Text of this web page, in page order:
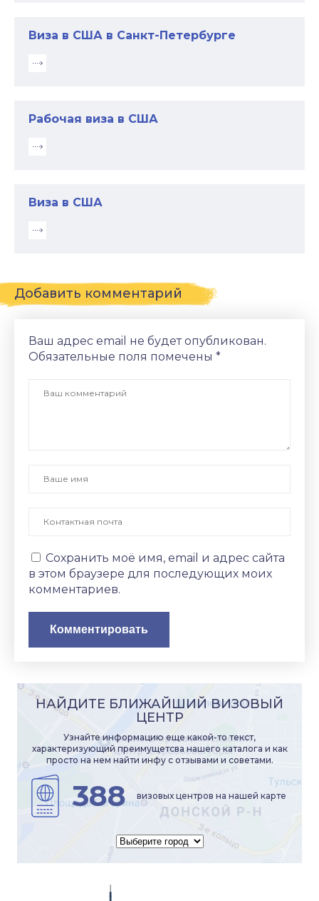
Виза в США в Санкт-Петербурге
Рабочая виза в США
Виза в США
Добавить комментарий
Ваш адрес email не будет опубликован.
Обязательные поля помечены *
Сохранить моё имя, email и адрес сайта
в этом браузере для последующих моих
комментариев.
НАЙДИТЕ БЛИЖАЙШИЙ ВИЗОВЫЙ
ЦЕНТР
Узнайте информацию еще какой-то текст,
характеризующий преимущетсва нашего каталога и как
просто на нем найти инфу с отзывами и советами.
388 визовых центров на нашей карте